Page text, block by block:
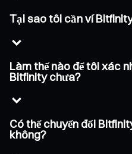
Tại sao tôi cần ví
Làm thế nào để tôi xác
Bitfinity chưa?
Có thể chuyển đổi
không?